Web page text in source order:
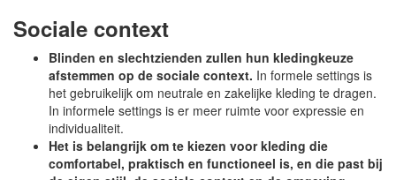
Sociale context
Blinden en slechtzienden zullen hun kledingkeuze
afstemmen op de sociale context. In formele settings is
het gebruikelijk om neutrale en zakelijke kleding te dragen.
In informele settings is er meer ruimte voor expressie en
individualiteit.
Het is belangrijk om te kiezen voor kleding die
comfortabel, praktisch en functioneel is, en die past bij